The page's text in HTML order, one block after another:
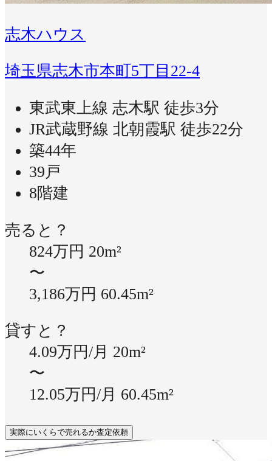
志木ハウス
埼玉県志木市本町5丁目22-4
東武東上線 志木駅 徒歩3分
JR武蔵野線 北朝霞駅 徒歩22分
築44年
39戸
8階建
売ると？
824万円 20m²
〜
3,186万円 60.45m²
貸すと？
4.09万円/月 20m²
〜
12.05万円/月 60.45m²
実際にいくらで売れるか査定依頼